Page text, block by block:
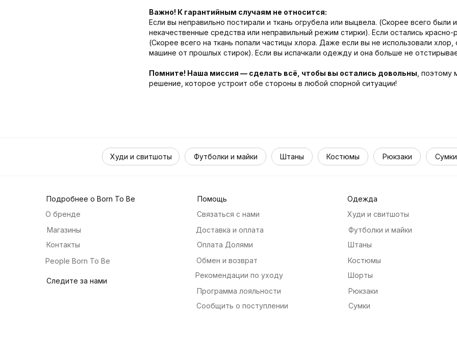
Важно! К гарантийным случаям не относится:
Если вы неправильно постирали и ткань огрубела или выцвела. (Скорее всего были
некачественные средства или неправильный режим стирки). Если остались красно-
(Скорее всего на ткань попали частицы хлора. Даже если вы не использовали хлор,
машине от прошлых стирок). Если вы испачкали одежду и она больше не
Помните! Наша миссия — сделать всё, чтобы вы остались довольны ,
решение, которое устроит обе стороны в любой спорной ситуации!
Худи и свитшоты Футболки и майки Штаны Костюмы Рюкзаки Сумки
Подробнее о Born To Be Помощь Одежда
О бренде
People Born To Be
Следите за нами
Магазины
Контакты
Связаться с нами
Программа лояльности
Доставка и оплата
Обмен и возврат
Худи и свитшоты
Футболки и майки
Штаны
Костюмы
Шорты
Рюкзаки
Сумки
Рекомендации по уходу
Сообщить о поступлении
Оплата Долями